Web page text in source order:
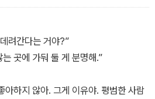
너무 물렀다. 몸집이 작은 요정이 지나
.
려간다는 거야?”
곳에 가둬 둘 게 분명해.”
아하지 않아. 그게 이유야. 평범한 사람